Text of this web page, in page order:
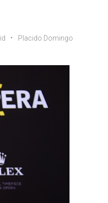
Placido Domingo